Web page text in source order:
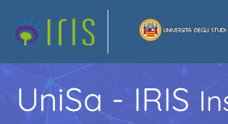
UniSa - IRIS